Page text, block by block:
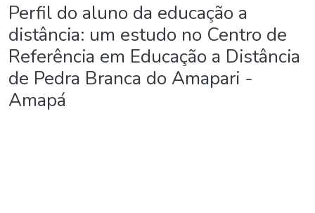
Perfil do aluno da educação a
distância: um estudo no Centro de
Referência em Educação a Distância
de Pedra Branca do Amapari -
Amapá